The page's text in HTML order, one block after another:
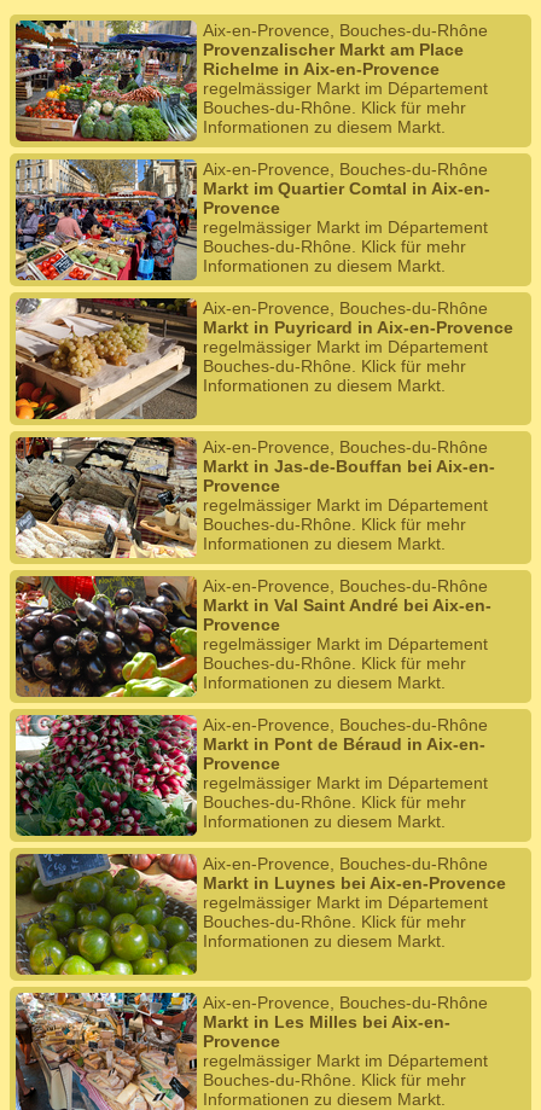
Aix-en-Provence, Bouches-du-Rhône
Provenzalischer Markt am Place
Richelme in Aix-en-Provence
regelmässiger Markt im Département
Bouches-du-Rhône. Klick für mehr
Informationen zu diesem Markt.
Aix-en-Provence, Bouches-du-Rhône
Markt im Quartier Comtal in Aix-en-
Provence
regelmässiger Markt im Département
Bouches-du-Rhône. Klick für mehr
Informationen zu diesem Markt.
Aix-en-Provence, Bouches-du-Rhône
Markt in Puyricard in Aix-en-Provence
regelmässiger Markt im Département
Bouches-du-Rhône. Klick für mehr
Informationen zu diesem Markt.
Aix-en-Provence, Bouches-du-Rhône
Markt in Jas-de-Bouffan bei Aix-en-
Provence
regelmässiger Markt im Département
Bouches-du-Rhône. Klick für mehr
Informationen zu diesem Markt.
Aix-en-Provence, Bouches-du-Rhône
Markt in Val Saint André bei Aix-en-
Provence
regelmässiger Markt im Département
Bouches-du-Rhône. Klick für mehr
Informationen zu diesem Markt.
Aix-en-Provence, Bouches-du-Rhône
Markt in Pont de Béraud in Aix-en-
Provence
regelmässiger Markt im Département
Bouches-du-Rhône. Klick für mehr
Informationen zu diesem Markt.
Aix-en-Provence, Bouches-du-Rhône
Markt in Luynes bei Aix-en-Provence
regelmässiger Markt im Département
Bouches-du-Rhône. Klick für mehr
Informationen zu diesem Markt.
Aix-en-Provence, Bouches-du-Rhône
Markt in Les Milles bei Aix-en-
Provence
regelmässiger Markt im Département
Bouches-du-Rhône. Klick für mehr
Informationen zu diesem Markt.